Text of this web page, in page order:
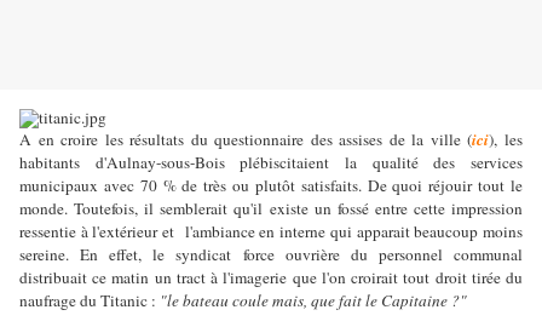
A en croire les résultats du questionnaire des assises de la ville (ici), les
habitants d'Aulnay-sous-Bois plébiscitaient la qualité des services
municipaux avec 70 % de très ou plutôt satisfaits. De quoi réjouir tout le
monde. Toutefois, il semblerait qu'il existe un fossé entre cette impression
ressentie à l'extérieur et l'ambiance en interne qui apparait beaucoup moins
sereine. En effet, le syndicat force ouvrière du personnel communal
distribuait ce matin un tract à l'imagerie que l'on croirait tout droit tirée du
naufrage du Titanic : "le bateau coule mais, que fait le Capitaine ?"